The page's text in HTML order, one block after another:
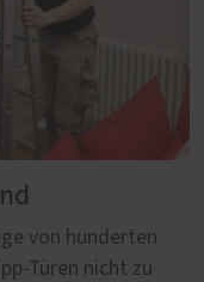
von hunderten
Türen nicht zu